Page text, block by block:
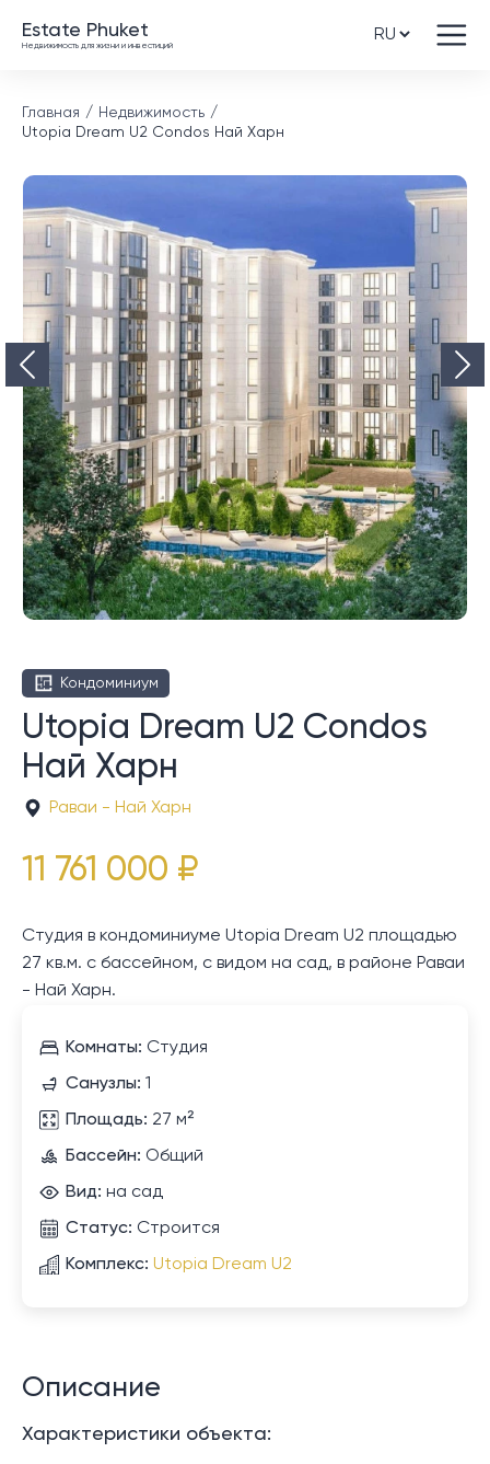
Estate Phuket
Недвижимость для жизни и инвестиций
Главная
Недвижимость
Utopia Dream U2 Condos Най Харн
Кондоминиум
Utopia Dream U2 Condos
Най Харн
Раваи - Най Харн
11 761 000 ₽
Студия в кондоминиуме Utopia Dream U2 площадью
27 кв.м. с бассейном, с видом на сад, в районе Раваи
- Най Харн.
Комнаты: Студия
Санузлы: 1
Площадь: 27 м²
Бассейн: Общий
Вид: на сад
Статус: Строится
Комплекс: Utopia Dream U2
Описание
Характеристики объекта: